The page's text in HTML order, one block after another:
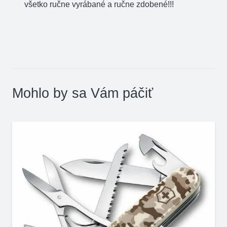
všetko ručne vyrábané a ručne zdobené!!!
Mohlo by sa Vám páčiť